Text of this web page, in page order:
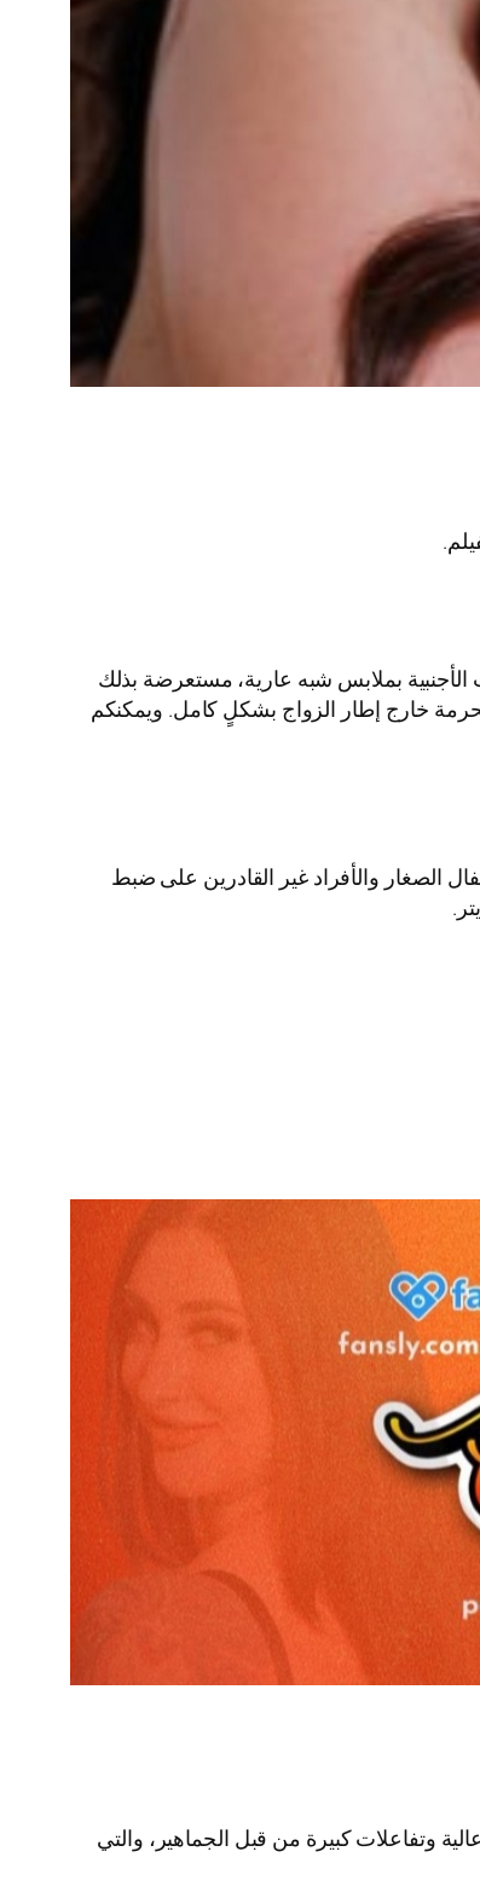
بملابس شبه عارية، مستعرضة بذلك
خارج إطار الزواج بشكلٍ كامل. ويمكنكم
وما بعد. لذا يمنع حضوره من قبل الأطفال الصغار والأفراد غير القادرين على ضبط
وتفاعلات كبيرة من قبل الجماهير، والتي